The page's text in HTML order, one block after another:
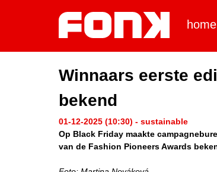
home
Winnaars eerste
bekend
01-12-2025 (10:30) - sustainable
Op Black Friday maakte
van de Fashion Pioneers Awards